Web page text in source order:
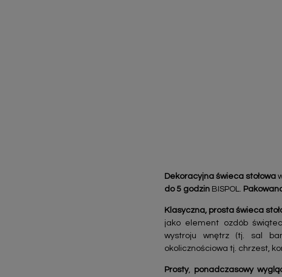
Dekoracyjna świeca stołowa
do 5 godzin BISPOL.
Klasyczna, prosta świeca
jako element ozdób
wystroju wnętrz (tj. sal
okolicznościowa tj. chrzest,
Prosty, ponadczasowy